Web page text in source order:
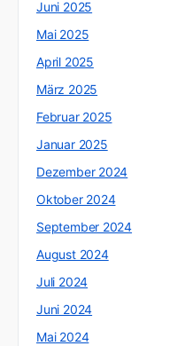
Juni 2025
Mai 2025
April 2025
März 2025
Februar 2025
Januar 2025
Dezember 2024
Oktober 2024
September 2024
August 2024
Juli 2024
Juni 2024
Mai 2024